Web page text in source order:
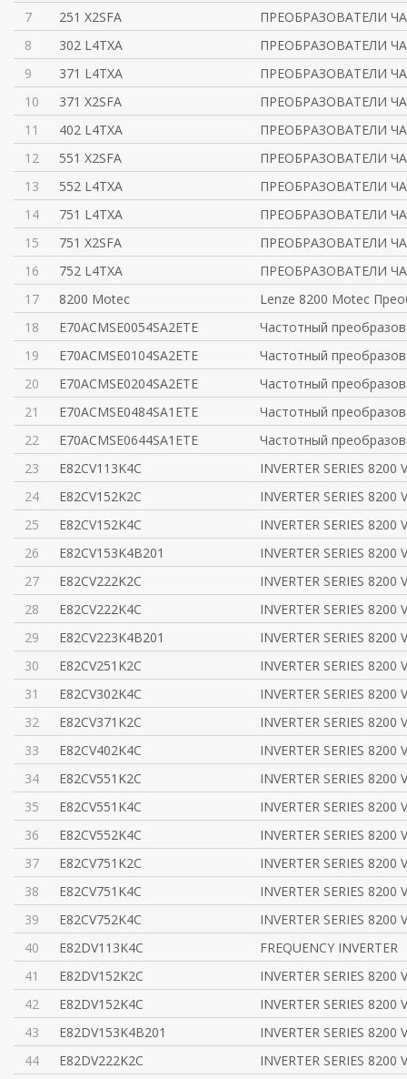
7
251 X2SFA
ПРЕОБРАЗОВАТЕЛИ
8
302 L4TXA
ПРЕОБРАЗОВАТЕЛИ
9
371 L4TXA
ПРЕОБРАЗОВАТЕЛИ
10
371 X2SFA
ПРЕОБРАЗОВАТЕЛИ
11
402 L4TXA
ПРЕОБРАЗОВАТЕЛИ
12
551 X2SFA
ПРЕОБРАЗОВАТЕЛИ
13
552 L4TXA
ПРЕОБРАЗОВАТЕЛИ
14
751 L4TXA
ПРЕОБРАЗОВАТЕЛИ
15
751 X2SFA
ПРЕОБРАЗОВАТЕЛИ
16
752 L4TXA
ПРЕОБРАЗОВАТЕЛИ
17
8200 Motec
Lenze 8200 Motec
18
E70ACMSE0054SA2ETE
Частотный
19
E70ACMSE0104SA2ETE
Частотный
20
E70ACMSE0204SA2ETE
Частотный
21
E70ACMSE0484SA1ETE
Частотный
22
E70ACMSE0644SA1ETE
Частотный
23
E82CV113K4C
INVERTER SERIES 8200
24
E82CV152K2C
INVERTER SERIES 8200
25
E82CV152K4C
INVERTER SERIES 8200
26
E82CV153K4B201
INVERTER SERIES 8200
27
E82CV222K2C
INVERTER SERIES 8200
28
E82CV222K4C
INVERTER SERIES 8200
29
E82CV223K4B201
INVERTER SERIES 8200
30
E82CV251K2C
INVERTER SERIES 8200
31
E82CV302K4C
INVERTER SERIES 8200
32
E82CV371K2C
INVERTER SERIES 8200
33
E82CV402K4C
INVERTER SERIES 8200
34
E82CV551K2C
INVERTER SERIES 8200
35
E82CV551K4C
INVERTER SERIES 8200
36
E82CV552K4C
INVERTER SERIES 8200
37
E82CV751K2C
INVERTER SERIES 8200
38
E82CV751K4C
INVERTER SERIES 8200
39
E82CV752K4C
INVERTER SERIES 8200
40
E82DV113K4C
FREQUENCY INVERTER
41
E82DV152K2C
INVERTER SERIES 8200
42
E82DV152K4C
INVERTER SERIES 8200
43
E82DV153K4B201
INVERTER SERIES 8200
44
E82DV222K2C
INVERTER SERIES 8200